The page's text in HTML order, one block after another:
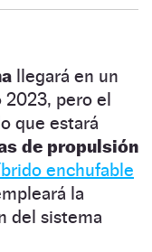
llegará en un
pero el
que estará
de propulsión
enchufable
la
del sistema